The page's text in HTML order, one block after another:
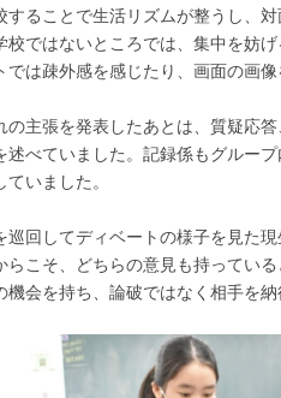
することで生活リズムが整うし、
校ではないところでは、集中を妨
では疎外感を感じたり、画面の画
主張を発表したあとは、質疑応
述べていました。記録係もグルー
いました。
回してディベートの様子を見た
らこそ、どちらの意見も持ってい
機会を持ち、論破ではなく相手を